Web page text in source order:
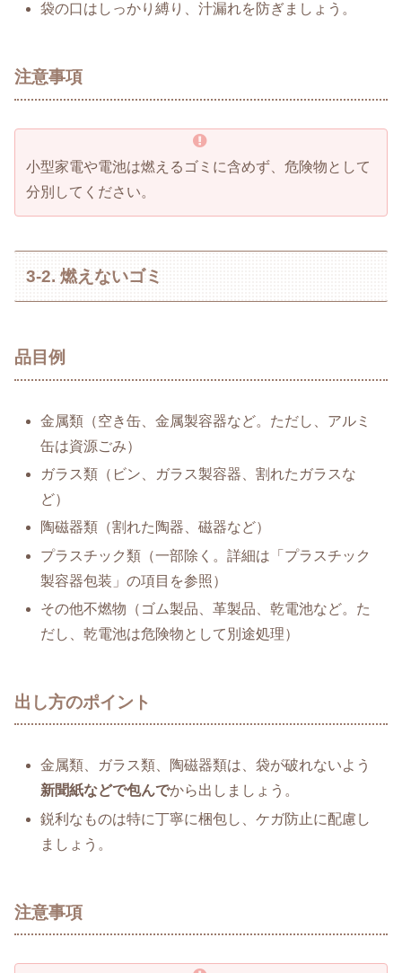
袋の口はしっかり縛り、汁漏れを防ぎましょう。
注意事項
小型家電や電池は燃えるゴミに含めず、危険物として
分別してください。
3-2. 燃えないゴミ
品目例
金属類（空き缶、金属製容器など。ただし、アルミ
缶は資源ごみ）
ガラス類（ビン、ガラス製容器、割れたガラスな
ど）
陶磁器類（割れた陶器、磁器など）
プラスチック類（一部除く。詳細は「プラスチック
製容器包装」の項目を参照）
その他不燃物（ゴム製品、革製品、乾電池など。た
だし、乾電池は危険物として別途処理）
出し方のポイント
金属類、ガラス類、陶磁器類は、袋が破れないよう
新聞紙などで包んでから出しましょう。
鋭利なものは特に丁寧に梱包し、ケガ防止に配慮し
ましょう。
注意事項